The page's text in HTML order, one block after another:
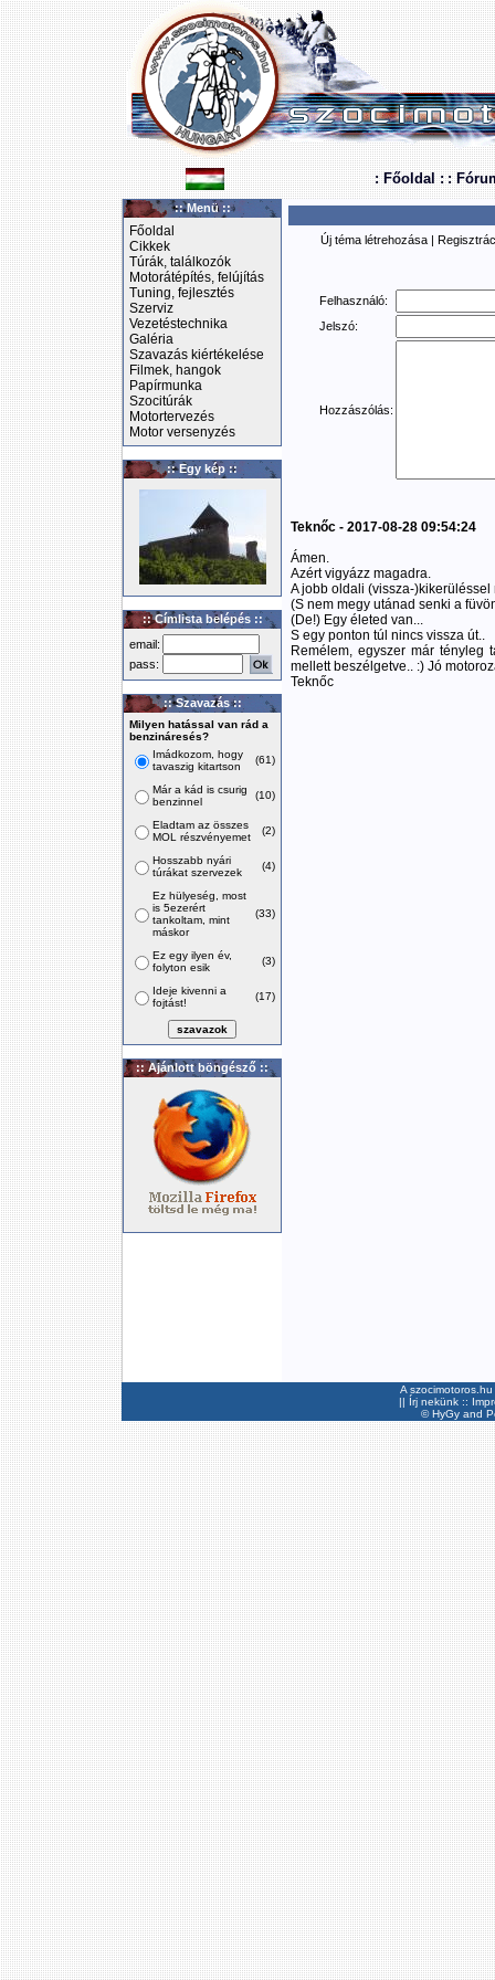
: Főoldal : :
:: Menü ::
Főoldal
Cikkek
Túrák, találkozók
Motorátépítés, felújítás
Tuning, fejlesztés
Szerviz
Vezetéstechnika
Galéria
Szavazás kiértékelése
Filmek, hangok
Papírmunka
Szocitúrák
Motortervezés
Motor versenyzés
:: Egy kép ::
:: Címlista belépés ::
email:
pass:
:: Szavazás ::
Milyen hatással van rád a
benzináresés?
Imádkozom, hogy
tavaszig kitartson
(61)
Már a kád is csurig
benzinnel
(10)
Eladtam az összes
MOL részvényemet
(2)
Hosszabb nyári
túrákat szervezek
(4)
Ez hülyeség, most
is 5ezerért
tankoltam, mint
máskor
(33)
Ez egy ilyen év,
folyton esik
(3)
Ideje kivenni a
fojtást!
(17)
:: Ajánlott böngésző ::
Új téma létrehozása |
Felhasználó:
Jelszó:
Hozzászólás:
Teknőc - 2017-08-28 09:54:24
Ámen.
Azért vigyázz magadra.
A jobb oldali (vissza-)kikerüléssel
(S nem megy utánad senki a
(De!) Egy életed van...
S egy ponton túl nincs vissza út..
Remélem, egyszer már tényleg
mellett beszélgetve.. :) Jó
Teknőc
A
|| Írj nekünk ::
©HyGyand